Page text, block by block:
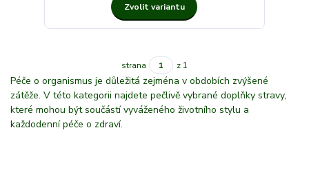
Zvolit variantu
strana z 1
Péče o organismus je důležitá zejména v obdobích zvýšené
zátěže. V této kategorii najdete pečlivě vybrané doplňky stravy,
které mohou být součástí vyváženého životního stylu a
každodenní péče o zdraví.